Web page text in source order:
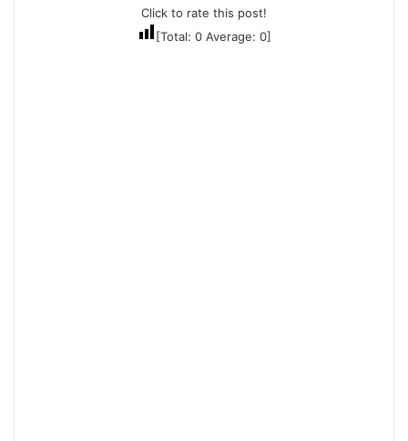
Click to rate this post!
[Total: 0Average: 0]